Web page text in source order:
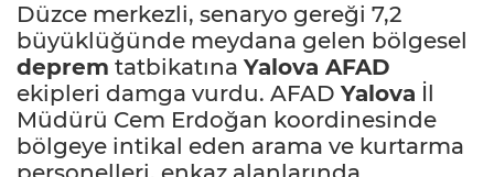
Düzce merkezli, senaryo gereği 7,2
büyüklüğünde meydana gelen bölgesel
deprem tatbikatına Yalova AFAD
ekipleri damga vurdu. AFAD Yalova İl
Müdürü Cem Erdoğan koordinesinde
bölgeye intikal eden arama ve kurtarma